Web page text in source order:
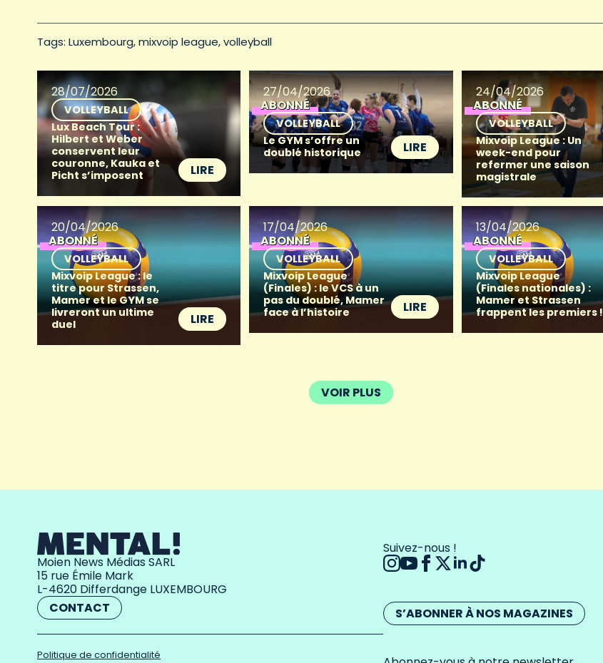
Tags: Luxembourg mixvoip league volleyball
28/07/2026
VOLLEYBALL
Lux Beach Tour :
Hilbert et Weber
conservent leur
couronne, Kauka et
Picht s’imposent
LIRE
27/04/2026
ABONNÉ
VOLLEYBALL
Le GYM s’offre un
doublé historique
LIRE
24/04/2026
ABONNÉ
VOLLEYBALL
Mixvoip League : Un
week-end pour
refermer une saison
magistrale
20/04/2026
ABONNÉ
VOLLEYBALL
Mixvoip League : le
titre pour Strassen,
Mamer et le GYM se
livreront un ultime
duel
LIRE
17/04/2026
ABONNÉ
VOLLEYBALL
Mixvoip League
(Finales) : le VCS à un
pas du doublé, Mamer
face à l’histoire
LIRE
13/04/2026
ABONNÉ
VOLLEYBALL
Mixvoip League
(Finales nationales) :
Mamer et Strassen
frappent les premiers !
VOIR PLUS
Moien News Médias SARL
15 rue Émile Mark
L-4620 Differdange LUXEMBOURG
CONTACT
Politique de confidentialité
Suivez-nous !
S’ABONNER À NOS MAGAZINES